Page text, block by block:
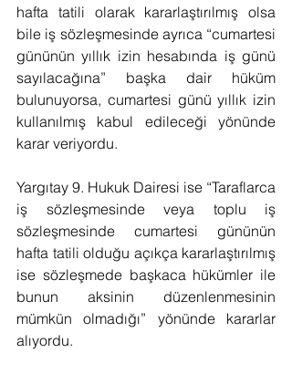
hafta tatili olarak kararlaştırılmış olsa
bile iş sözleşmesinde ayrıca “cumartesi
gününün yıllık izin hesabında iş günü
sayılacağına” başka dair hüküm
bulunuyorsa, cumartesi günü yıllık izin
kullanılmış kabul edileceği yönünde
karar veriyordu.
Yargıtay 9. Hukuk Dairesi ise “Taraflarca
iş sözleşmesinde veya toplu iş
sözleşmesinde cumartesi gününün
hafta tatili olduğu açıkça kararlaştırılmış
ise sözleşmede başkaca hükümler ile
bunun aksinin düzenlenmesinin
mümkün olmadığı” yönünde kararlar
alıyordu.